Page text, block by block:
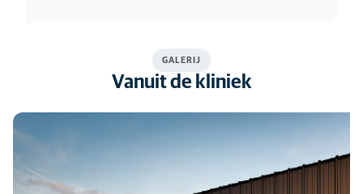
GALERIJ
Vanuit de kliniek